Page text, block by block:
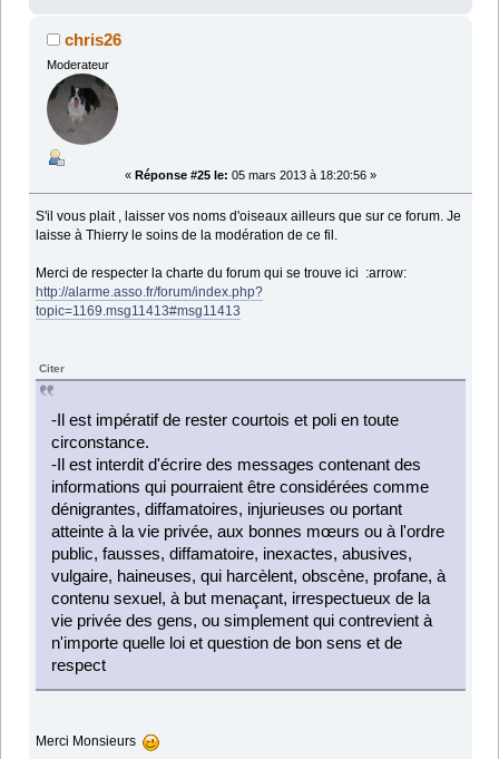
chris26
Moderateur
« Réponse #25 le: 05 mars 2013 à 18:20:56 »
S'il vous plait , laisser vos noms d'oiseaux ailleurs que sur ce forum. Je
laisse à Thierry le soins de la modération de ce fil.
Merci de respecter la charte du forum qui se trouve ici :arrow:
http://alarme.asso.fr/forum/index.php?
topic=1169.msg11413#msg11413
Citer
-Il est impératif de rester courtois et poli en toute
circonstance.
-Il est interdit d'écrire des messages contenant des
informations qui pourraient être considérées comme
dénigrantes, diffamatoires, injurieuses ou portant
atteinte à la vie privée, aux bonnes mœurs ou à l'ordre
public, fausses, diffamatoire, inexactes, abusives,
vulgaire, haineuses, qui harcèlent, obscène, profane, à
contenu sexuel, à but menaçant, irrespectueux de la
vie privée des gens, ou simplement qui contrevient à
n'importe quelle loi et question de bon sens et de
respect
Merci Monsieurs